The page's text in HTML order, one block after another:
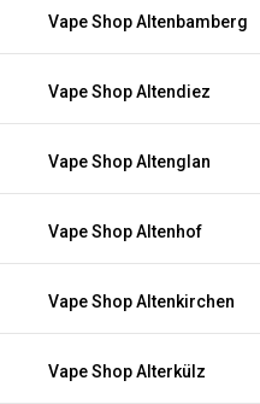
Vape Shop Altenbamberg
Vape Shop Altendiez
Vape Shop Altenglan
Vape Shop Altenhof
Vape Shop Altenkirchen
Vape Shop Alterkülz